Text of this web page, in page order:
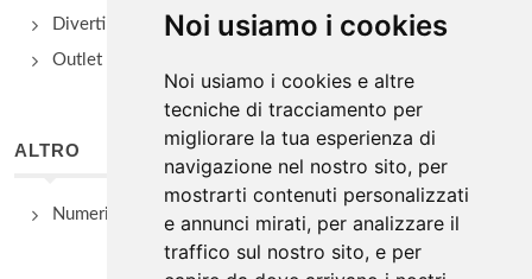
Noi usiamo i cookies
Noi usiamo i cookies e altre
tecniche di tracciamento per
migliorare la tua esperienza di
navigazione nel nostro sito, per
mostrarti contenuti personalizzati
e annunci mirati, per analizzare il
traffico sul nostro sito, e per
Divertimento e Natura
Outlet e spacci aziendali
ALTRO
Numeri Utili